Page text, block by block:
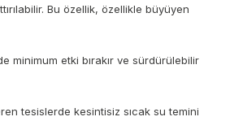
Bu özellik, özellikle büyüyen
minimum etki bırakır ve sürdürülebilir
tesislerde kesintisiz sıcak su temini